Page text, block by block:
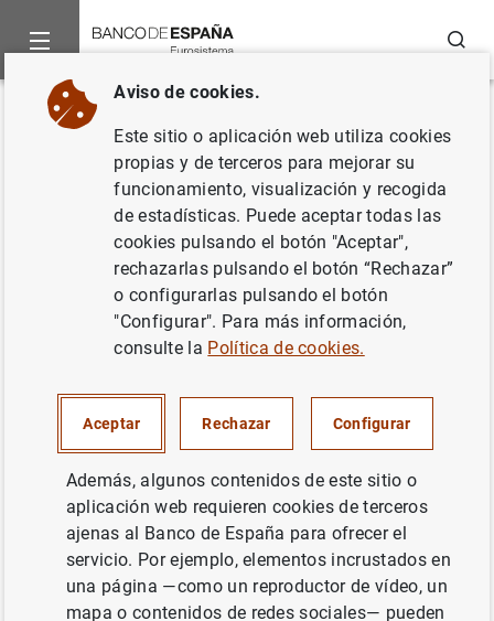
Inicio Noticias y eventos
Volver
Actividades en sucursales del 1
al 31 de diciembre
Esta información se actualiza cada viernes
Abierto el plazo de solicitud de los talleres
educativos para el curso 2025-2026:
hazQTRente
, para fomentar hábitos financieros
Conoce el Banco de España
, para conocer las
Aviso de cookies.
Este sitio o aplicación web utiliza cookies
propias y de terceros para mejorar su
funcionamiento, visualización y recogida
de estadísticas. Puede aceptar todas las
cookies pulsando el botón "Aceptar",
rechazarlas pulsando el botón “Rechazar”
o configurarlas pulsando el botón
"Configurar". Para más información,
consulte la Política de cookies.
Aceptar Rechazar Configurar
Además, algunos contenidos de este sitio o
aplicación web requieren cookies de terceros
ajenas al Banco de España para ofrecer el
servicio. Por ejemplo, elementos incrustados en
una página —como un reproductor de vídeo, un
mapa o contenidos de redes sociales— pueden